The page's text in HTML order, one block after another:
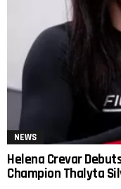
NEWS
Helena Crevar
Champion Thalyta